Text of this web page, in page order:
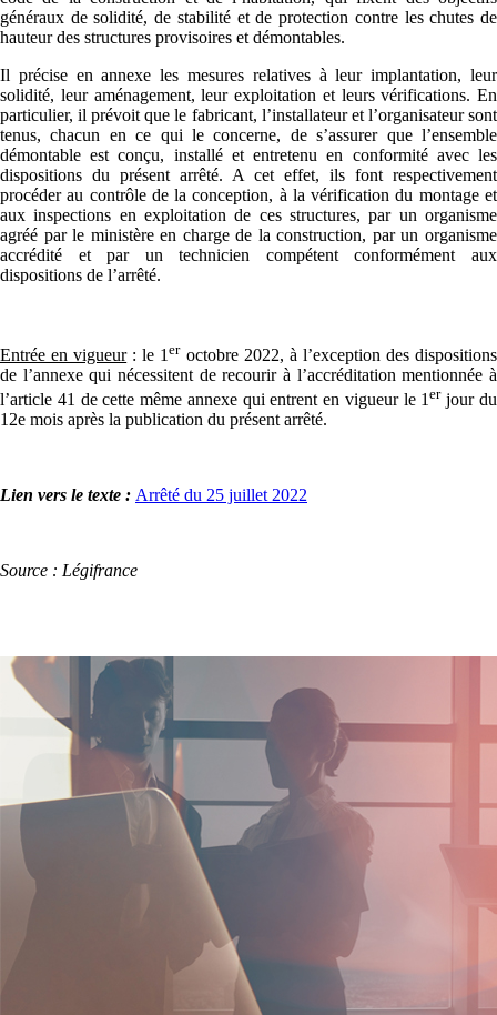
généraux de solidité, de stabilité et de protection contre les chutes de
hauteur des structures provisoires et démontables.
Il précise en annexe les mesures relatives à leur implantation, leur
solidité, leur aménagement, leur exploitation et leurs vérifications. En
particulier, il prévoit que le fabricant, l’installateur et l’organisateur sont
tenus, chacun en ce qui le concerne, de s’assurer que l’ensemble
démontable est conçu, installé et entretenu en conformité avec les
dispositions du présent arrêté. A cet effet, ils font respectivement
procéder au contrôle de la conception, à la vérification du montage et
aux inspections en exploitation de ces structures, par un organisme
agréé par le ministère en charge de la construction, par un organisme
accrédité et par un technicien compétent conformément aux
dispositions de l’arrêté.
Entrée en vigueur: le 1eroctobre 2022, à l’exception des dispositions
de l’annexe qui nécessitent de recourir à l’accréditation mentionnée à
l’article 41 de cette même annexe qui entrent en vigueur le 1erjour du
12e mois après la publication du présent arrêté.
Lien vers le texte : Arrêté du 25 juillet 2022
Source : Légifrance